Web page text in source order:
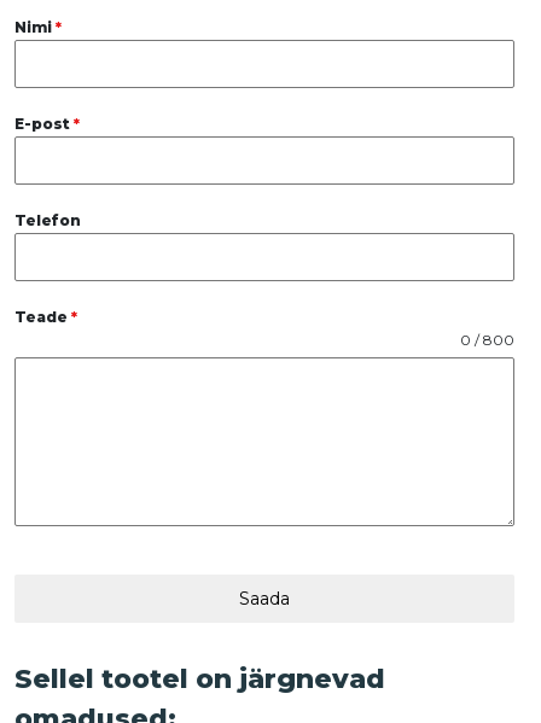
Nimi *
E-post *
Telefon
Teade *
0 / 800
Saada
Sellel tootel on järgnevad